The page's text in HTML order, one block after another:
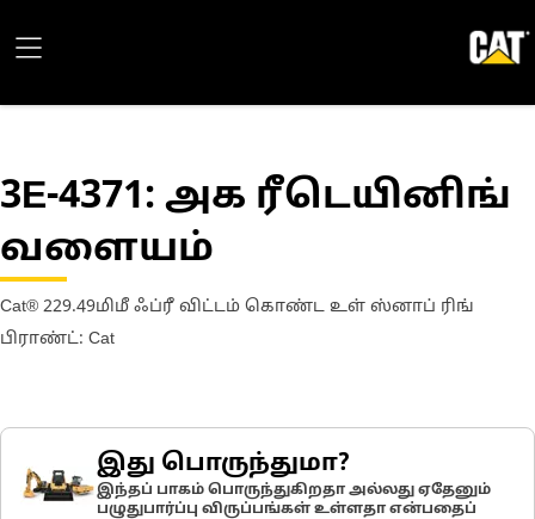
3E-4371: அக ரீடெயினிங்
வளையம்
Cat® 229.49மிமீ ஃப்ரீ விட்டம் கொண்ட உள் ஸ்னாப் ரிங்
பிராண்ட்: Cat
இது பொருந்துமா?
இந்தப் பாகம் பொருந்துகிறதா அல்லது ஏதேனும்
பழுதுபார்ப்பு விருப்பங்கள் உள்ளதா என்பதைப்